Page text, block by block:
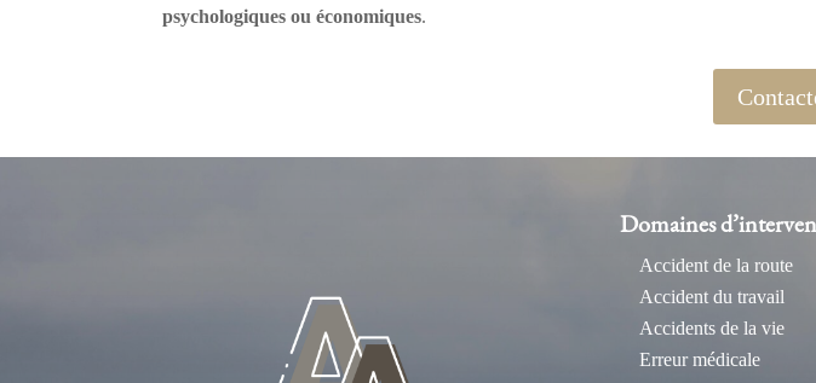
psychologiques ou économiques.
Domaines
Accident de la route
Accident du travail
Accidents de la vie
Erreur médicale